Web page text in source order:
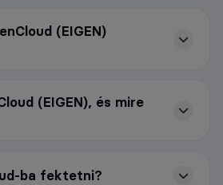
(EIGEN)
(EIGEN), és mire
ba fektetni?